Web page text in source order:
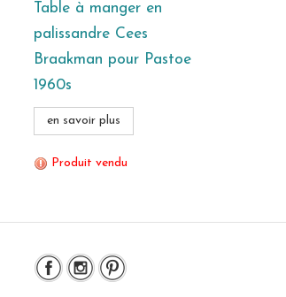
Table à manger en
palissandre Cees
Braakman pour Pastoe
1960s
en savoir plus
Produit vendu